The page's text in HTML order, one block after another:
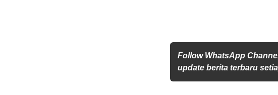
Follow WhatsApp
update berita terbaru